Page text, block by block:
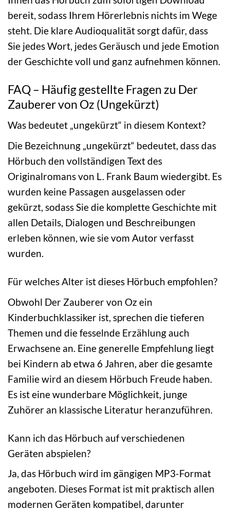
bereit, sodass Ihrem Hörerlebnis nichts im Wege
steht. Die klare Audioqualität sorgt dafür, dass
Sie jedes Wort, jedes Geräusch und jede Emotion
der Geschichte voll und ganz aufnehmen können.
FAQ – Häufig gestellte Fragen zu Der
Zauberer von Oz (Ungekürzt)
Was bedeutet „ungekürzt“ in diesem Kontext?
Die Bezeichnung „ungekürzt“ bedeutet, dass das
Hörbuch den vollständigen Text des
Originalromans von L. Frank Baum wiedergibt. Es
wurden keine Passagen ausgelassen oder
gekürzt, sodass Sie die komplette Geschichte mit
allen Details, Dialogen und Beschreibungen
erleben können, wie sie vom Autor verfasst
wurden.
Für welches Alter ist dieses Hörbuch empfohlen?
Obwohl Der Zauberer von Oz ein
Kinderbuchklassiker ist, sprechen die tieferen
Themen und die fesselnde Erzählung auch
Erwachsene an. Eine generelle Empfehlung liegt
bei Kindern ab etwa 6 Jahren, aber die gesamte
Familie wird an diesem Hörbuch Freude haben.
Es ist eine wunderbare Möglichkeit, junge
Zuhörer an klassische Literatur heranzuführen.
Kann ich das Hörbuch auf verschiedenen
Geräten abspielen?
Ja, das Hörbuch wird im gängigen MP3-Format
angeboten. Dieses Format ist mit praktisch allen
modernen Geräten kompatibel, darunter